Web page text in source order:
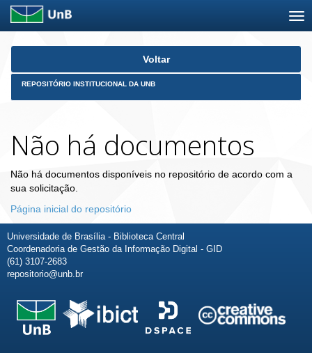
Skip
Voltar
REPOSITÓRIO INSTITUCIONAL DA UNB
Não há documentos
Não há documentos disponíveis no repositório de acordo com a
sua solicitação.
Página inicial do repositório
Universidade de Brasília - Biblioteca Central
Coordenadoria de Gestão da Informação Digital - GID
(61) 3107-2683
repositorio@unb.br